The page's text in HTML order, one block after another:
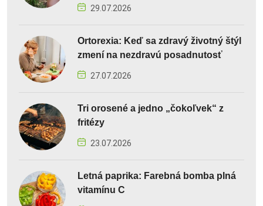
29.07.2026
Ortorexia: Keď sa zdravý životný štýl
zmení na nezdravú posadnutosť
27.07.2026
Tri orosené a jedno „čokoľvek“ z
fritézy
23.07.2026
Letná paprika: Farebná bomba plná
vitamínu C